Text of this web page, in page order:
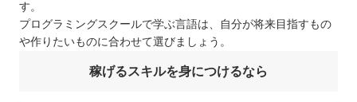
す。
プログラミングスクールで学ぶ言語は、自分が将来目指すもの
や作りたいものに合わせて選びましょう。
稼げるスキルを身につけるなら